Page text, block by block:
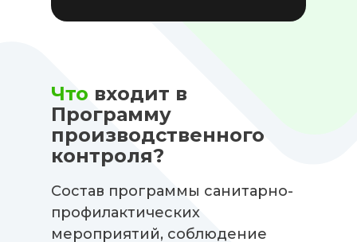
Что входит в
Программу
производственного
контроля?
Состав программы санитарно-
профилактических
мероприятий, соблюдение